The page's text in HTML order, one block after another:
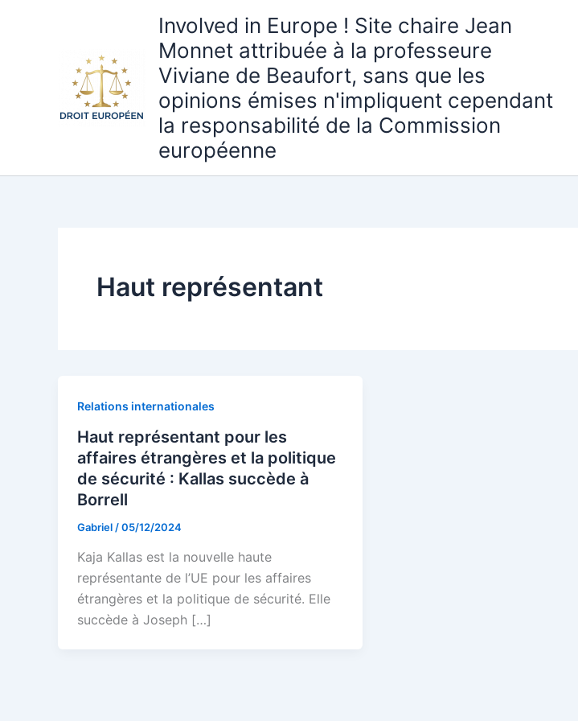
Involved in Europe ! Site chaire Jean
Monnet attribuée à la professeure
Viviane de Beaufort, sans que les
opinions émises n'impliquent cependant
la responsabilité de la Commission
européenne
Haut représentant
Relations internationales
Haut représentant pour les
affaires étrangères et la politique
de sécurité : Kallas succède à
Borrell
Gabriel /05/12/2024
Kaja Kallas est la nouvelle haute
représentante de l’UE pour les affaires
étrangères et la politique de sécurité. Elle
succède à Joseph […]